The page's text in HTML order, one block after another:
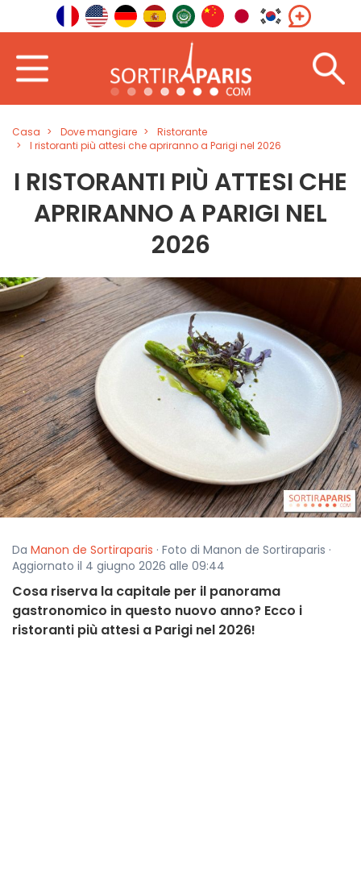
Casa Dove mangiare
Ristorante
I ristoranti più attesi che apriranno a Parigi nel 2026
I RISTORANTI PIÙ ATTESI CHE
APRIRANNO A PARIGI NEL
2026
Da Manon de Sortiraparis · Foto di Manon de Sortiraparis ·
Aggiornato il 4 giugno 2026 alle 09:44
Cosa riserva la capitale per il panorama
gastronomico in questo nuovo anno? Ecco i
ristoranti più attesi a Parigi nel 2026!